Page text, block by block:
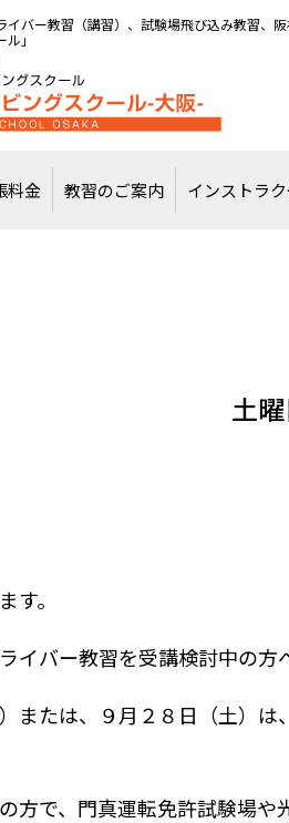
イバー教習（講習）、試験場飛び込み教習、
」
料金 教習のご案内 インストラ
土
す。
イバー教習を受講検討中の方
または、９月２８日（土）
方で、門真運転免許試験場